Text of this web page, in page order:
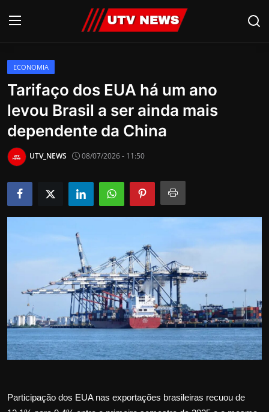
AO VIVO
PIRACICABA
CAMPINAS
LIMEIRA
ESPIRITO SANTO
Internacional
APOIE
Educação
Política
ECONOMIA
Tarifaço dos EUA há um ano
levou Brasil a ser ainda mais
dependente da China
UTV_NEWS 08/07/2026 - 11:50
Participação dos EUA nas exportações brasileiras recuou de